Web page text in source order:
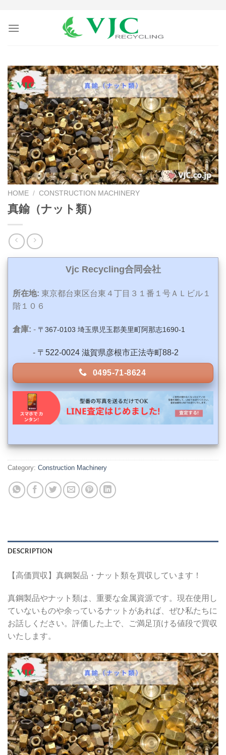
HOME / CONSTRUCTION MACHINERY
真鍮（ナット類）
Vjc Recycling合同会社
所在地: 東京都台東区台東４丁目３１番１号ＡＬビル１
階１０６
倉庫: - 〒367-0103 埼玉県児玉郡美里町阿那志1690-1
- 〒522-0024 滋賀県彦根市正法寺町88-2
0495-71-8624
Category: Construction Machinery
DESCRIPTION
【高価買収】真鋼製品・ナット類を買収しています！
真鋼製品やナット類は、重要な金属資源です。現在使用し
ていないものや余っているナットがあれば、ぜひ私たちに
お話しください。評価した上で、ご満足頂ける値段で買収
いたします。